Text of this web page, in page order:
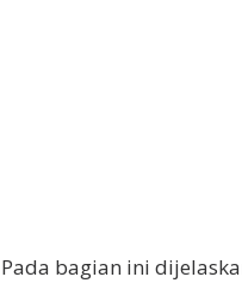
Pada bagian ini